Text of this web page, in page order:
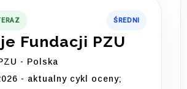
ŚREDNI
Fundacji PZU
- Polska
- aktualny cykl oceny;